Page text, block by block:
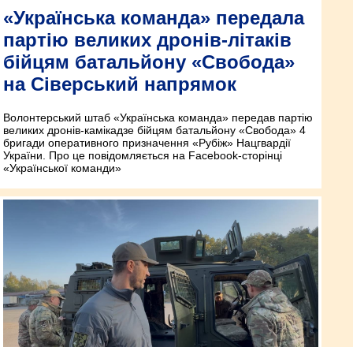
«Українська команда» передала
партію великих дронів-літаків
бійцям батальйону «Свобода»
на Сіверський напрямок
Волонтерський штаб «Українська команда» передав партію
великих дронів-камікадзе бійцям батальйону «Свобода» 4
бригади оперативного призначення «Рубіж» Нацгвардії
України. Про це повідомляється на Facebook-сторінці
«Української команди»